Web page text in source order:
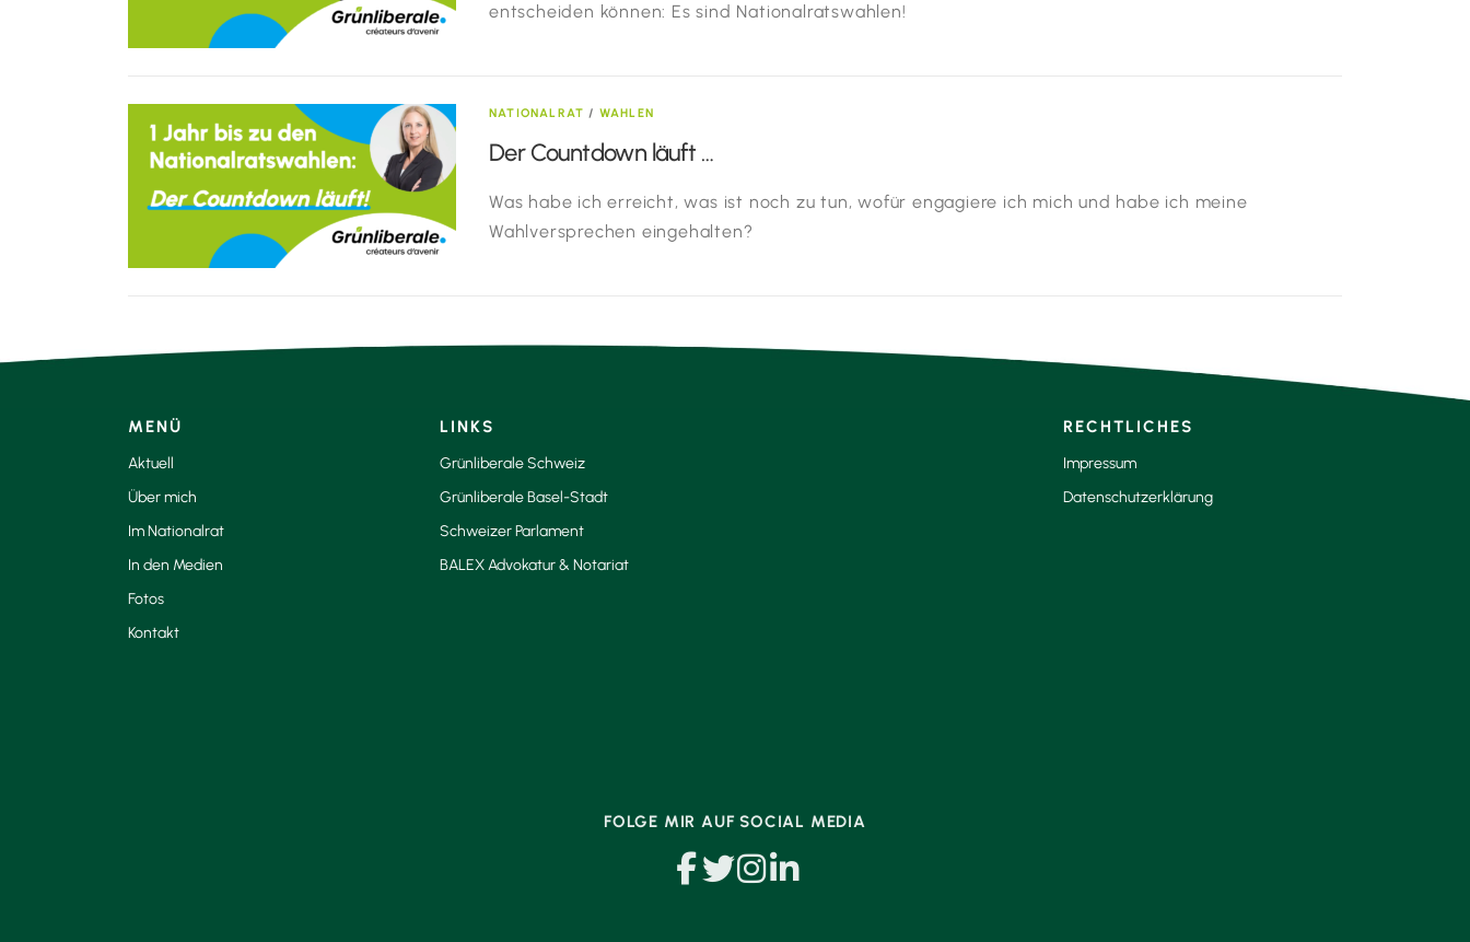
entscheiden können: Es sind Nationalratswahlen!
NATIONALRAT / WAHLEN
Der Countdown läuft …
Was habe ich erreicht, was ist noch zu tun, wofür engagiere ich mich und habe ich meine
Wahlversprechen eingehalten?
MENÜ
Aktuell
Über mich
Im Nationalrat
In den Medien
Fotos
Kontakt
LINKS
Grünliberale Schweiz
Grünliberale Basel-Stadt
Schweizer Parlament
BALEX Advokatur & Notariat
RECHTLICHES
Impressum
Datenschutzerklärung
FOLGE MIR AUF SOCIAL MEDIA